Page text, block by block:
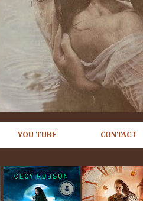
YOU TUBE CONTACT